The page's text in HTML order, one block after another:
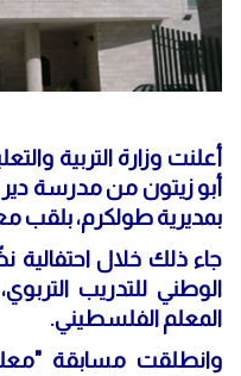
أعلنت وزارة التربية
أبو زيتون من مدرسة دير
بمديرية طولكرم، بلقب
جاء ذلك خلال احتفالية
الوطني للتدريب
المعلم الفلسطيني.